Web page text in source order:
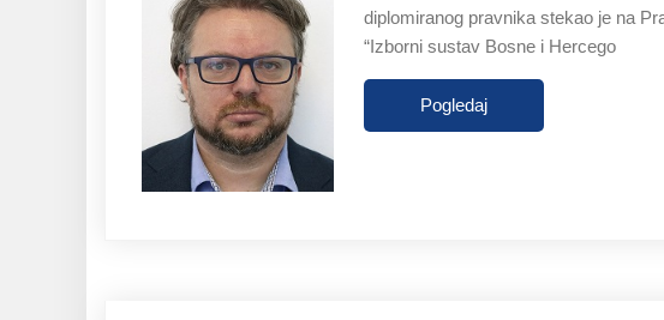
diplomiranog pravnika stekao je na
“Izborni sustav Bosne i Hercego
Pogledaj